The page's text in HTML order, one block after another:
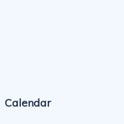
Calendar